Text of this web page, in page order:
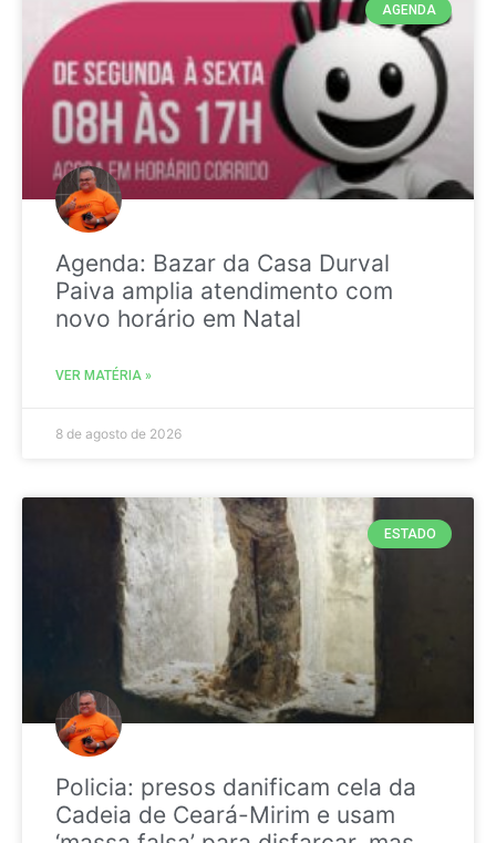
AGENDA
Agenda: Bazar da Casa Durval
Paiva amplia atendimento com
novo horário em Natal
VER MATÉRIA »
8 de agosto de 2026
ESTADO
Policia: presos danificam cela da
Cadeia de Ceará-Mirim e usam